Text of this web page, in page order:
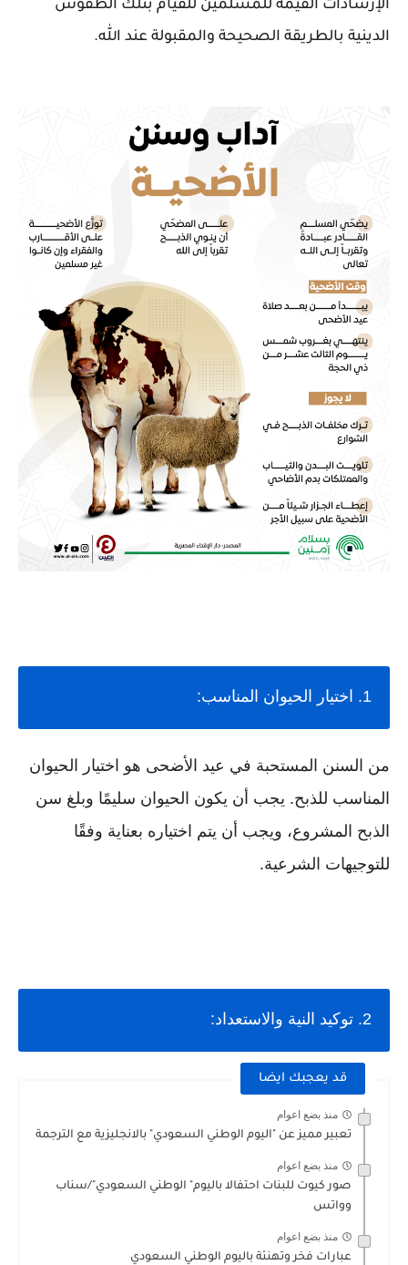
الإرشادات القيمة للمسلمين للقيام بتلك الطقوس
الدينية بالطريقة الصحيحة والمقبولة عند الله.
1. اختيار الحيوان المناسب:
من السنن المستحبة في عيد الأضحى هو اختيار الحيوان
المناسب للذبح. يجب أن يكون الحيوان سليمًا وبلغ سن
الذبح المشروع، ويجب أن يتم اختياره بعناية وفقًا
للتوجيهات الشرعية.
2. توكيد النية والاستعداد:
قد يعجبك ايضا
منذ بضع اعوام
تعبير مميز عن "اليوم الوطني السعودي" بالانجليزية مع الترجمة
منذ بضع اعوام
صور كيوت للبنات احتفالا باليوم" الوطني السعودي"/سناب
وواتس
منذ بضع اعوام
عبارات فخر وتهنئة باليوم الوطني السعودي